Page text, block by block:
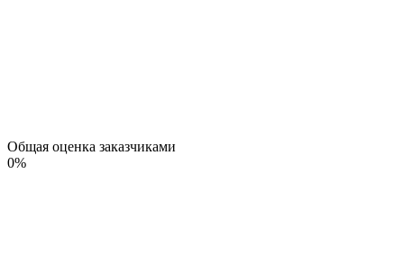
Общая оценка заказчиками
0%